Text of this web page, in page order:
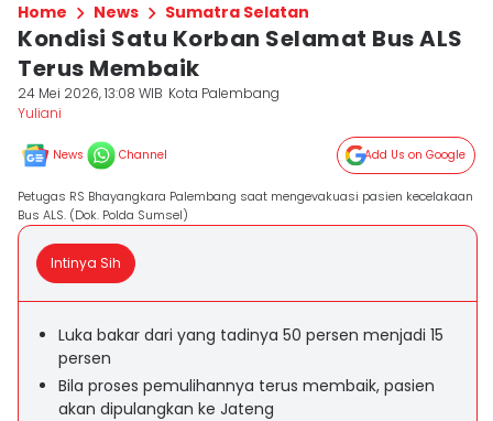
Home News Sumatra Selatan
Kondisi Satu Korban Selamat Bus ALS
Terus Membaik
24 Mei 2026, 13:08 WIB Kota Palembang
Yuliani
News Channel Add Us on Google
Petugas RS Bhayangkara Palembang saat mengevakuasi pasien kecelakaan
Bus ALS. (Dok. Polda Sumsel)
Intinya Sih
Luka bakar dari yang tadinya 50 persen menjadi 15
persen
Bila proses pemulihannya terus membaik, pasien
akan dipulangkan ke Jateng